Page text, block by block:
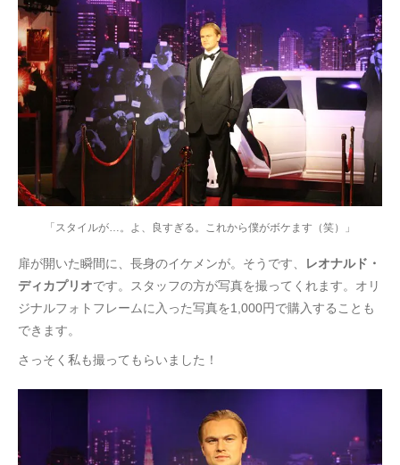
「スタイルが…。よ、良すぎる。これから僕がボケます（笑）」
扉が開いた瞬間に、長身のイケメンが。そうです、
レオナルド・
ディカプリオです。スタッフの方が写真を撮ってくれます。オリ
ジナルフォトフレームに入った写真を1,000円で購入することも
できます。
さっそく私も撮ってもらいました！